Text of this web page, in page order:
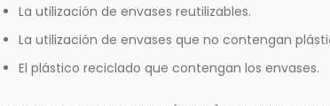
La utilización de envases reutilizables.
La utilización de envases que no contengan
El plástico reciclado que contengan los envases.